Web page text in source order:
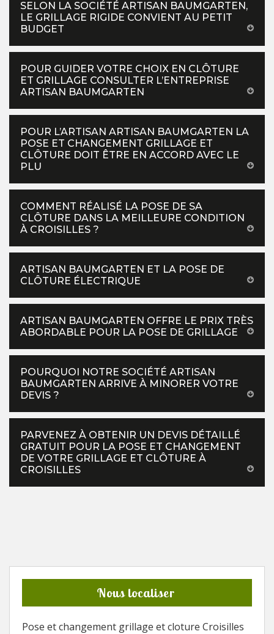
SELON LA SOCIÉTÉ ARTISAN BAUMGARTEN,
LE GRILLAGE RIGIDE CONVIENT AU PETIT
BUDGET
POUR GUIDER VOTRE CHOIX EN CLÔTURE
ET GRILLAGE CONSULTER L’ENTREPRISE
ARTISAN BAUMGARTEN
POUR L’ARTISAN ARTISAN BAUMGARTEN LA
POSE ET CHANGEMENT GRILLAGE ET
CLÔTURE DOIT ÊTRE EN ACCORD AVEC LE
PLU
COMMENT RÉALISÉ LA POSE DE SA
CLÔTURE DANS LA MEILLEURE CONDITION
À CROISILLES ?
ARTISAN BAUMGARTEN ET LA POSE DE
CLÔTURE ÉLECTRIQUE
ARTISAN BAUMGARTEN OFFRE LE PRIX TRÈS
ABORDABLE POUR LA POSE DE GRILLAGE
POURQUOI NOTRE SOCIÉTÉ ARTISAN
BAUMGARTEN ARRIVE À MINORER VOTRE
DEVIS ?
PARVENEZ À OBTENIR UN DEVIS DÉTAILLÉ
GRATUIT POUR LA POSE ET CHANGEMENT
DE VOTRE GRILLAGE ET CLÔTURE À
CROISILLES
Nous localiser
Pose et changement grillage et cloture Croisilles